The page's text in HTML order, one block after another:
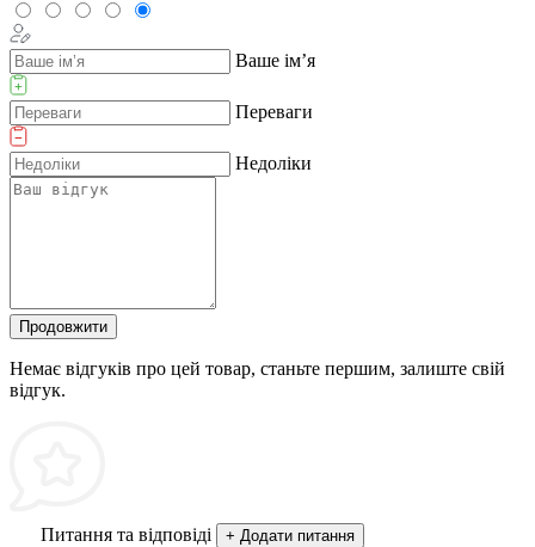
Ваше ім’я
Переваги
Недоліки
Продовжити
Немає відгуків про цей товар, станьте першим, залиште свій
відгук.
Питання та відповіді + Додати питання